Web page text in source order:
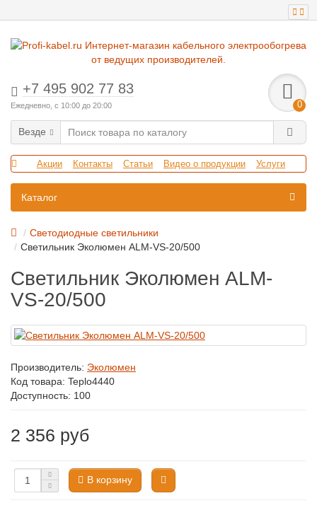
+7 495 902 77 83
Ежедневно, с 10:00 до 20:00 0
Везде
Акции Контакты Статьи Видео о продукции Услуги
Каталог
Светодиодные светильники
Светильник Эколюмен ALM-VS-20/500
Светильник Эколюмен ALM-
VS-20/500
Производитель: Эколюмен
Код товара: Teplo4440
Доступность: 100
2 356 руб
В корзину